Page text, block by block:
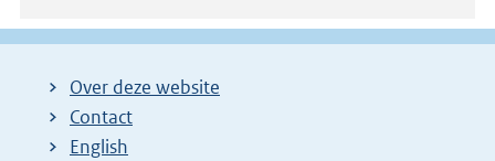
Over deze website
Contact
English